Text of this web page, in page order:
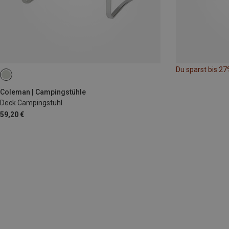
Coleman | Campingstühle
Deck Campingstuhl
59,20 €
Du sparst bis